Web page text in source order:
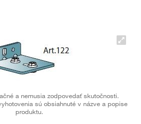
a nemusia zodpovedať skutočnosti.
sú obsiahnuté v názve a popise
produktu.